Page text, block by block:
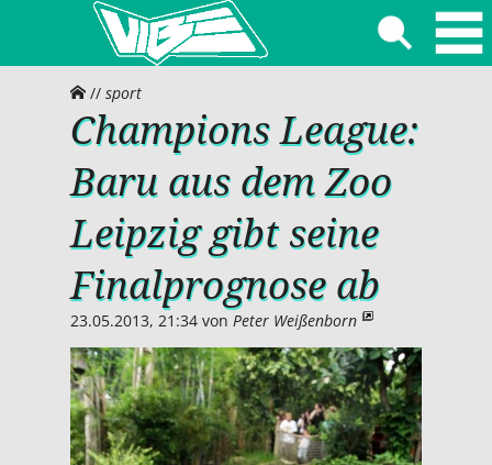
// sport
Champions League:
Baru aus dem Zoo
Leipzig gibt seine
Finalprognose ab
23.05.2013, 21:34 von Peter Weißenborn